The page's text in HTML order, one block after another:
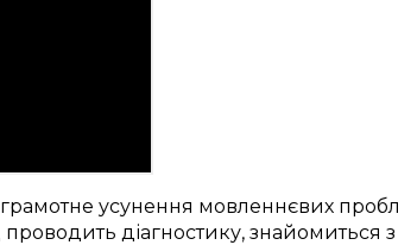
грамотне усунення мовленнєвих
проводить діагностику, знайомиться